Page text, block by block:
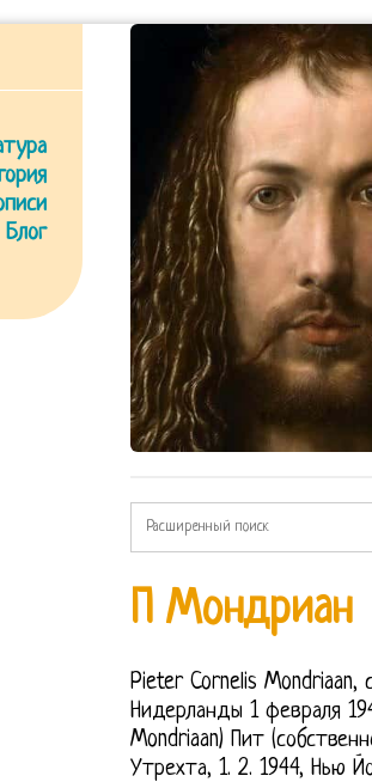
Блог
П Мондриан
Pieter Cornelis Mondriaan,
Нидерланды 1 февраля
Mondriaan) Пит
Утрехта, 1. 2. 1944, Нью